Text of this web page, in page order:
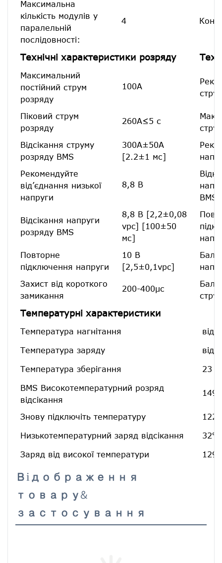
Максимальна
кількість модулів у
паралельній
послідовності:
4
Технічні характеристики розряду
Максимальний
постійний струм
розряду
100А
Піковий струм
розряду
260А≤5 с
Відсікання струму
розряду BMS
300А±50А
[2.2±1 мс]
Рекомендуйте
від’єднання низької
напруги
8,8 В
BMS
Відсікання напруги
розряду BMS
8,8 В [2,2±0,08
vpc] [100±50
мс]
Повторне
підключення напруги
10 В
[2,5±0,1vpc]
Захист від короткого
замикання
200-400μс
Температурні характеристики
Температура нагнітання від
Температура заряду від
Температура зберігання 23
BMS Високотемпературний розряд
відсікання
Знову підключіть температуру 122
Низькотемпературний заряд відсікання
Заряд від високої температури
Відображення
товару&
застосування